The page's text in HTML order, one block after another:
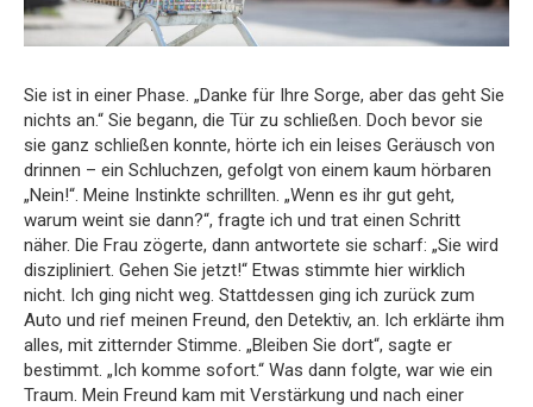
Sie ist in einer Phase. „Danke für Ihre Sorge, aber das geht Sie
nichts an.“ Sie begann, die Tür zu schließen. Doch bevor sie
sie ganz schließen konnte, hörte ich ein leises Geräusch von
drinnen – ein Schluchzen, gefolgt von einem kaum hörbaren
„Nein!“. Meine Instinkte schrillten. „Wenn es ihr gut geht,
warum weint sie dann?“, fragte ich und trat einen Schritt
näher. Die Frau zögerte, dann antwortete sie scharf: „Sie wird
diszipliniert. Gehen Sie jetzt!“ Etwas stimmte hier wirklich
nicht. Ich ging nicht weg. Stattdessen ging ich zurück zum
Auto und rief meinen Freund, den Detektiv, an. Ich erklärte ihm
alles, mit zitternder Stimme. „Bleiben Sie dort“, sagte er
bestimmt. „Ich komme sofort.“ Was dann folgte, war wie ein
Traum. Mein Freund kam mit Verstärkung und nach einer